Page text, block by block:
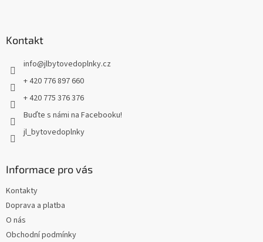
Kontakt
info@jlbytovedoplnky.cz
+ 420 776 897 660
+ 420 775 376 376
Buďte s námi na Facebooku!
jl_bytovedoplnky
Informace pro vás
Kontakty
Doprava a platba
O nás
Obchodní podmínky